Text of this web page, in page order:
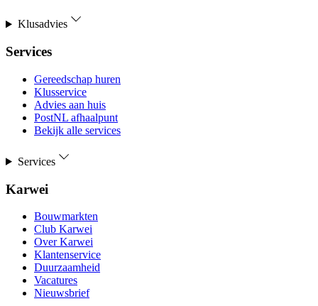
Klusadvies
Services
Gereedschap huren
Klusservice
Advies aan huis
PostNL afhaalpunt
Bekijk alle services
Services
Karwei
Bouwmarkten
Club Karwei
Over Karwei
Klantenservice
Duurzaamheid
Vacatures
Nieuwsbrief